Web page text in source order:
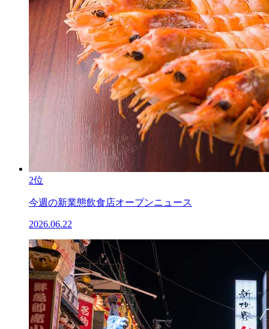
2位
今週の新業態飲食店オープンニュース
2026.06.22